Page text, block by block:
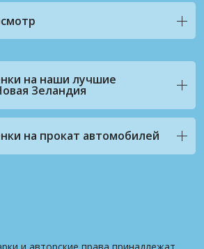
на наши лучшие
Зеландия
на прокат автомобилей
и авторские права принадлежат